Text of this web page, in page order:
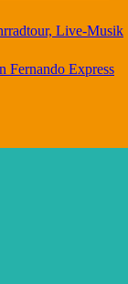
Live-Musik
Fernando Express